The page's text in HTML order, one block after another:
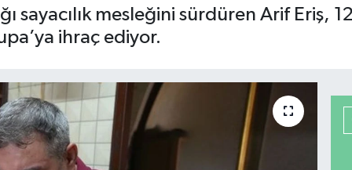
sayacılık mesleğini sürdüren Arif Eriş,
ihraç ediyor.